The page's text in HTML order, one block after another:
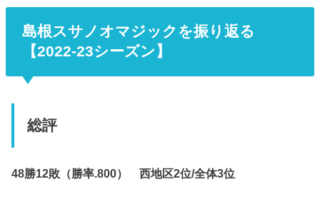
島根スサノオマジックを振り返る
【2022-23シーズン】
総評
48勝12敗（勝率.800） 西地区2位/全体3位